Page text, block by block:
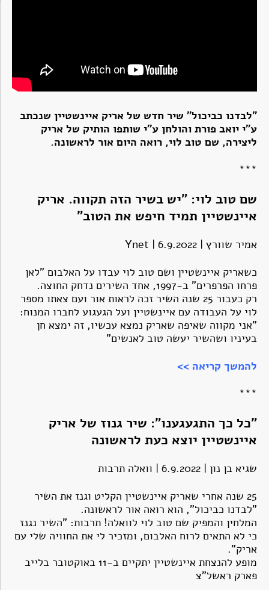
"לבדנו כביכול" שיר חדש של אריק איינשטיין שנכתב
ע"י יואב פורת והולחן ע"י שותפו הותיק של אריק
ליצירה, שם טוב לוי, רואה היום אור לראשונה.
***
שם טוב לוי: "יש בשיר הזה תקווה. אריק
איינשטיין תמיד חיפש את הטוב"
אמיר שוורץ | Ynet | 6.9.2022
כשאריק איינשטיין ושם טוב לוי עבדו על האלבום "לאן
פרחו הפרפרים" ב-1997, אחד השירים נדחק החוצה.
רק כעבור 25 שנה השיר זכה לראות אור ועם צאתו מספר
לוי על העבודה עם איינשטיין ועל הגעגוע לחברו המנוח:
"אני מקווה שאיפה שאריק נמצא עכשיו, זה ימצא חן
בעיניו ושהשיר יעשה טוב לאנשים"
להמשך קריאה >>
***
"כל כך התגעגענו": שיר גנוז של אריק
איינשטיין יוצא כעת לראשונה
שגיא בן נון | 6.9.2022 | וואלה תרבות
25 שנה אחרי שאריק איינשטיין הקליט וגנז את השיר
"לבדנו כביכול", הוא רואה אור לראשונה.
המלחין והמפיק שם טוב לוי לוואלה! תרבות: "השיר נגנז
כי לא התאים לרוח האלבום, ומזכיר לי את החוויה שלי עם
אריק".
מופע להנצחת איינשטיין יתקיים ב-11 באוקטובר בלייב
פארק ראשל"צ